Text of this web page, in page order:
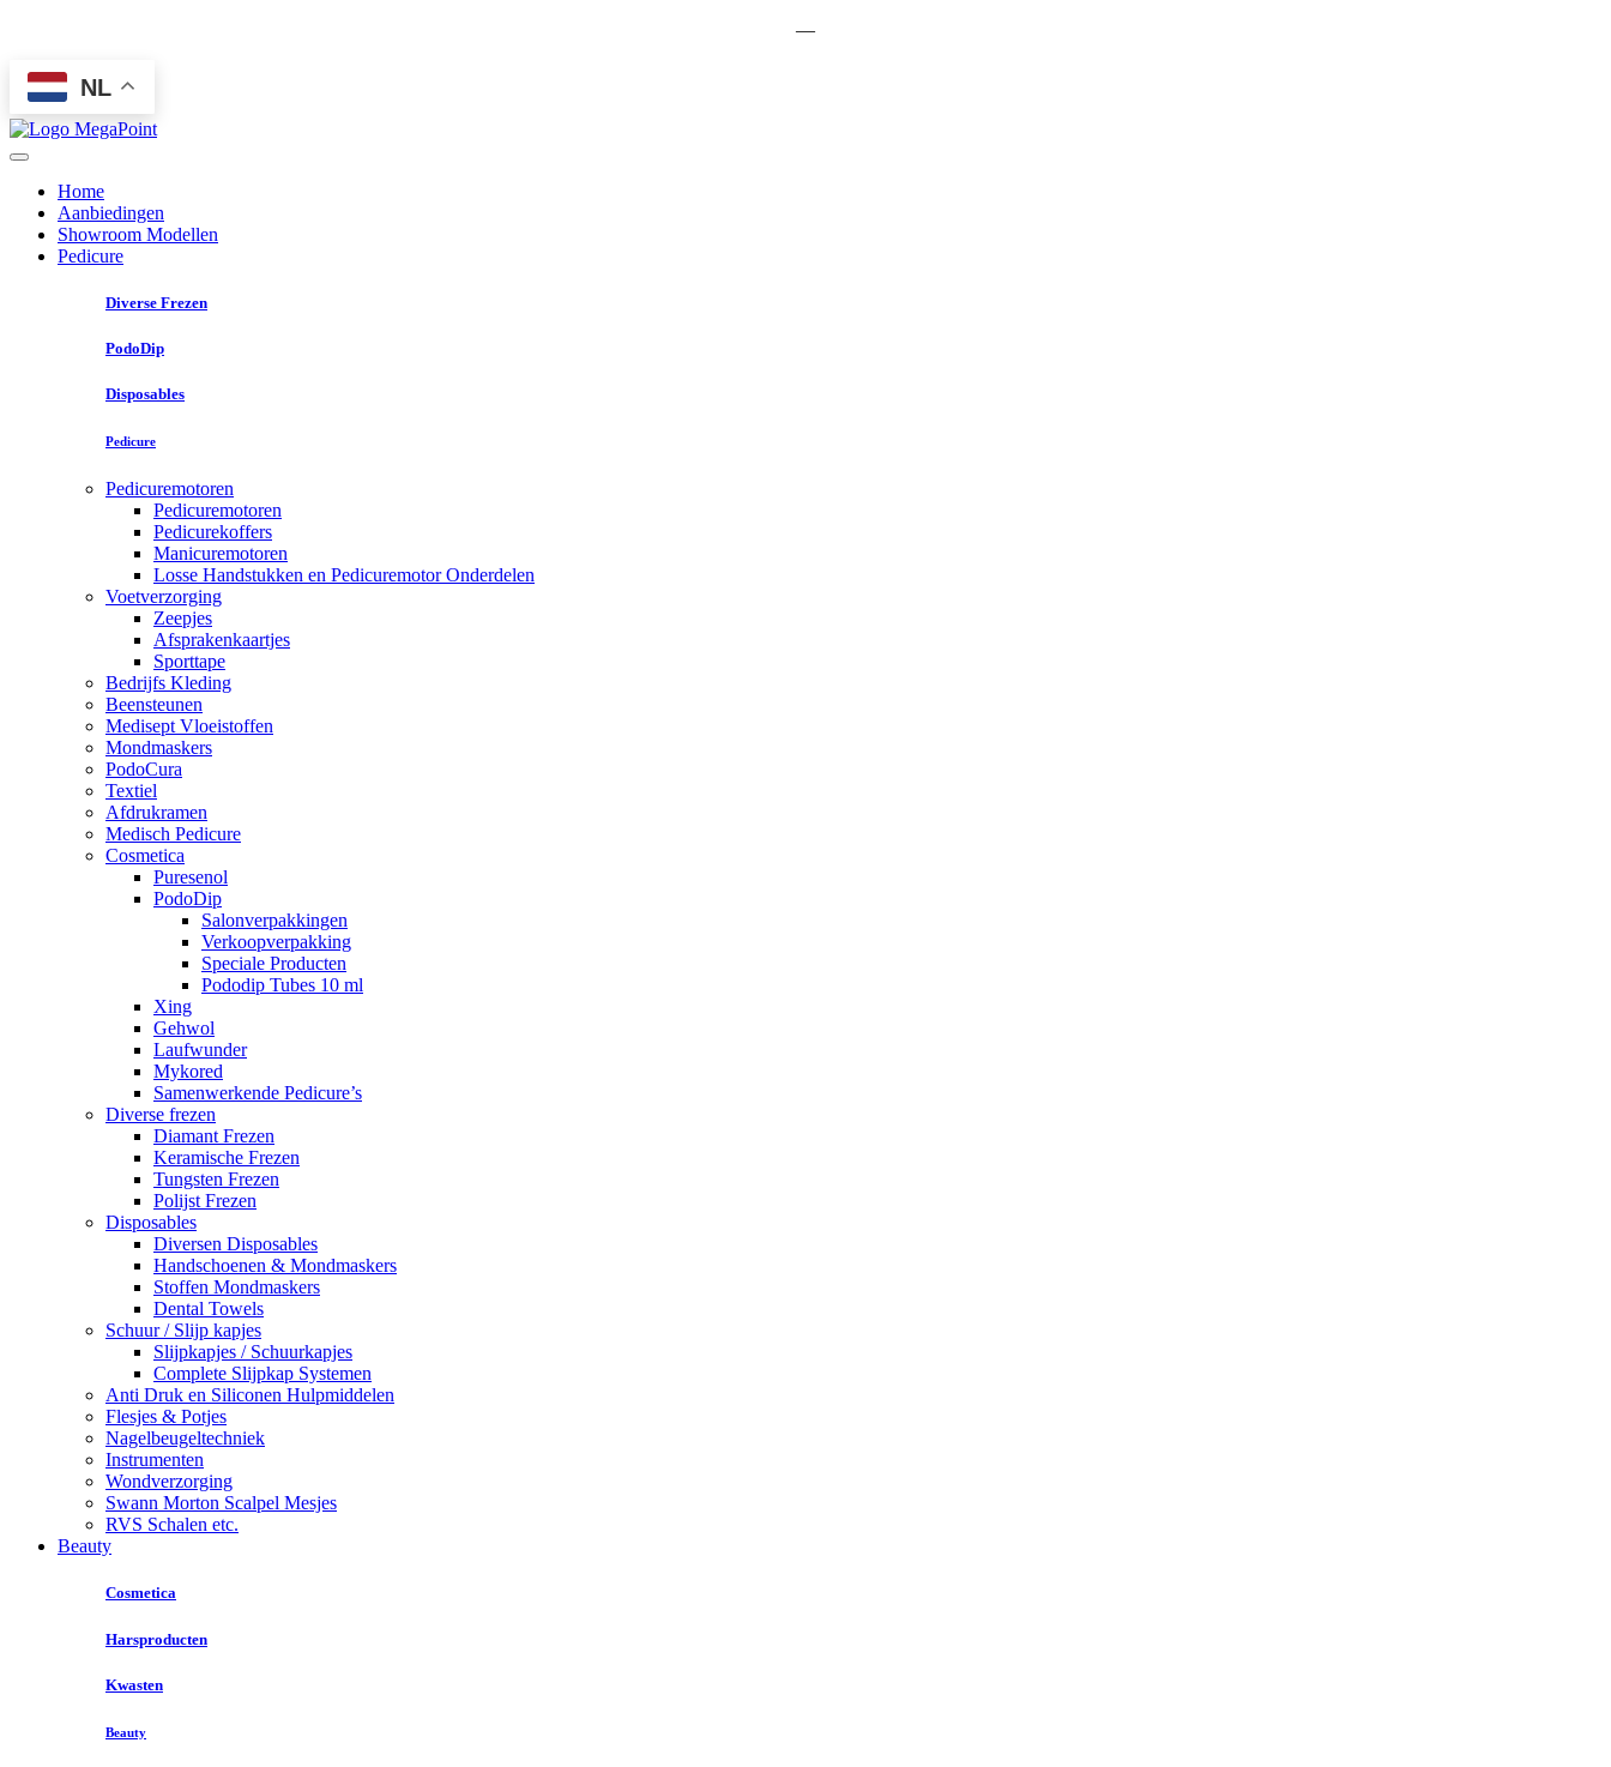
—
NL
Home
Aanbiedingen
Showroom Modellen
Pedicure
Diverse Frezen
PodoDip
Disposables
Pedicure
Pedicuremotoren
Pedicuremotoren
Pedicurekoffers
Manicuremotoren
Losse Handstukken en Pedicuremotor Onderdelen
Voetverzorging
Zeepjes
Afsprakenkaartjes
Sporttape
Bedrijfs Kleding
Beensteunen
Medisept Vloeistoffen
Mondmaskers
PodoCura
Textiel
Afdrukramen
Medisch Pedicure
Cosmetica
Puresenol
PodoDip
Salonverpakkingen
Verkoopverpakking
Speciale Producten
Pododip Tubes 10 ml
Xing
Gehwol
Laufwunder
Mykored
Samenwerkende Pedicure’s
Diverse frezen
Diamant Frezen
Keramische Frezen
Tungsten Frezen
Polijst Frezen
Disposables
Diversen Disposables
Handschoenen & Mondmaskers
Stoffen Mondmaskers
Dental Towels
Schuur / Slijp kapjes
Slijpkapjes / Schuurkapjes
Complete Slijpkap Systemen
Anti Druk en Siliconen Hulpmiddelen
Flesjes & Potjes
Nagelbeugeltechniek
Instrumenten
Wondverzorging
Swann Morton Scalpel Mesjes
RVS Schalen etc.
Beauty
Cosmetica
Harsproducten
Kwasten
Beauty